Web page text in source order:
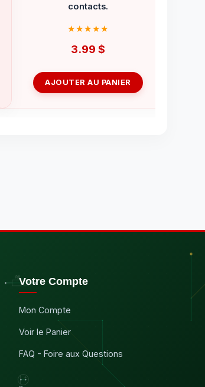
contacts.
3.99 $
AJOUTER AU PANIER
Votre Compte
Mon Compte
Voir le Panier
FAQ - Foire aux Questions